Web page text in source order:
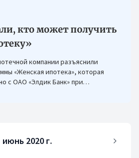
кто может получить
компании разъяснили
«Женская ипотека», которая
с ОАО «Элдик Банк» при
июнь 2020 г.